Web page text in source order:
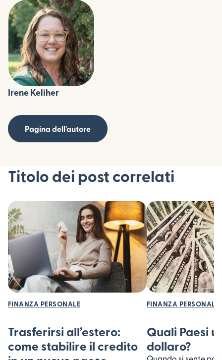
Irene Keliher
Pagina dell'autore
Titolo dei post correlati
FINANZA PERSONALE
Trasferirsi all’estero:
come stabilire il credito
FINANZA PERSONALE
Quali Paesi
dollaro?